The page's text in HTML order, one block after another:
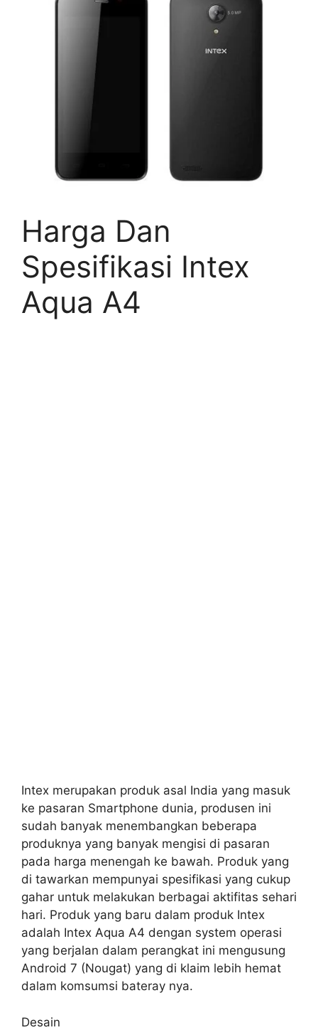
Harga Dan
Spesifikasi Intex
Aqua A4
Intex merupakan produk asal India yang masuk
ke pasaran Smartphone dunia, produsen ini
sudah banyak menembangkan beberapa
produknya yang banyak mengisi di pasaran
pada harga menengah ke bawah. Produk yang
di tawarkan mempunyai spesifikasi yang cukup
gahar untuk melakukan berbagai aktifitas sehari
hari. Produk yang baru dalam produk Intex
adalah Intex Aqua A4 dengan system operasi
yang berjalan dalam perangkat ini mengusung
Android 7 (Nougat) yang di klaim lebih hemat
dalam komsumsi bateray nya.
Desain